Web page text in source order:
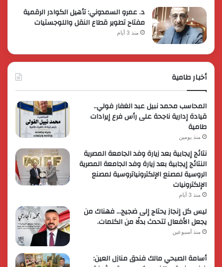
د. عمرو السمدوني: تأهيل الكوادر الرقمية
مفتاح تطوير قطاع النقل واللوجستيات
منذ 3 أيام
أخبار طامية
المحاسب محمد نبيل عبد الغفار فولي..
قيادة إدارية ناجحة على رأس فرع إيرادات
طامية
منذ يومين
نتائج إيجابية بعد زيارة وفد الجامعة المصرية
النتائج إيجابية بعد زيارة وفد الجامعة المصرية
الروسية لمصنع الإلكترونياتروسية لمصنع
الإلكترونيات
منذ 3 أيام
ليس كل إنجاز يحتاج إلى ضجيج… فهناك من
يجعل الأفعال تتحدث بدلًا من الكلمات.
منذ أسبوعين
أسامة الصبحي مالك فندق منازل العين: